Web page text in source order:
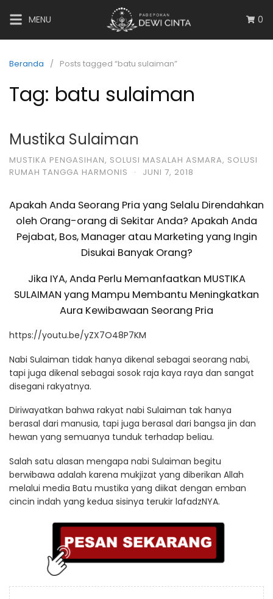
MENU 0
Beranda Posts tagged “batu sulaiman”
Tag: batu sulaiman
Mustika Sulaiman
MUSTIKA PENGASIHAN, SOLUSI MASALAH ASMARA, SOLUSI
RUMAH TANGGA HARMONIS
· JUNI 7, 2018
Apakah Anda Seorang Pria yang Selalu Direndahkan
oleh Orang-orang di Sekitar Anda? Apakah Anda
Pejabat, Bos, Manager atau Marketing yang Ingin
Disukai Banyak Orang?
Jika IYA, Anda Perlu Memanfaatkan MUSTIKA
SULAIMAN yang Mampu Membantu Meningkatkan
Aura Kewibawaan Seorang Pria
https://youtu.be/yZX7O48P7KM
Nabi Sulaiman tidak hanya dikenal sebagai seorang nabi,
tapi juga dikenal sebagai sosok raja kaya raya dan sangat
disegani rakyatnya.
Diriwayatkan bahwa rakyat nabi Sulaiman tak hanya
berasal dari manusia, tapi juga berasal dari bangsa jin dan
hewan yang semuanya tunduk terhadap beliau.
Salah satu alasan mengapa nabi Sulaiman begitu
berwibawa adalah karena mukjizat yang diberikan Allah
melalui media Batu mustika yang diikat dengan emban
cincin indah yang kedua sisinya terukir lafadzNYA.